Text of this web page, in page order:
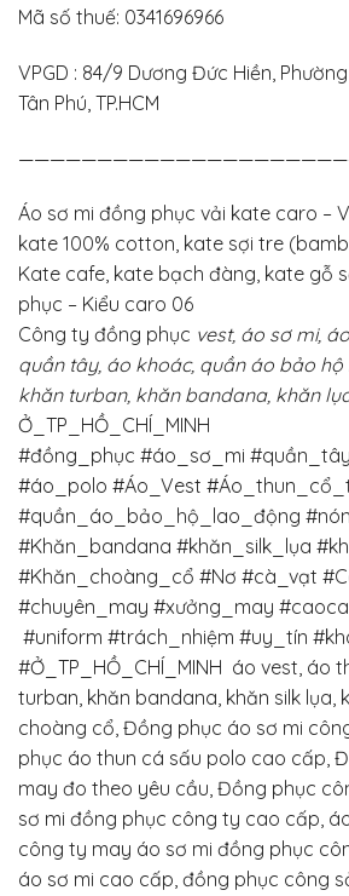
Mã số thuế: 0341696966
VPGD : 84/9 Dương Đức Hiền,
Tân Phú, TP.HCM
Áo sơ mi đồng phục vải kate caro –
kate 100% cotton, kate sợi tre
Kate cafe, kate bạch đàng, kate gỗ
phục – Kiểu caro 06
Công ty đồng phục vest, áo sơ mi,
quần tây, áo khoác, quần áo bảo hộ
khăn turban, khăn bandana, khăn
Ở_TP_HỒ_CHÍ_MINH
#đồng_phục #áo_sơ_mi #quần_tây
#áo_polo #Áo_Vest
#quần_áo_bảo_hộ_lao_động
#Khăn_bandana #khăn_silk_lụa
#Khăn_choàng_cổ #Nơ #cà_vạt
#chuyên_may #xưởng_may
#uniform #trách_nhiệm #uy_tín
#Ở_TP_HỒ_CHÍ_MINH áo vest, áo
turban, khăn bandana, khăn silk lụa,
choàng cổ, Đồng phục áo sơ mi
phục áo thun cá sấu polo cao cấp,
may đo theo yêu cầu, Đồng phục
sơ mi đồng phục công ty cao cấp,
công ty may áo sơ mi đồng phục
áo sơ mi cao cấp, đồng phục công